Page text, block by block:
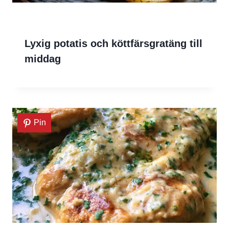
Lyxig potatis och köttfärsgratäng till
middag
Pin